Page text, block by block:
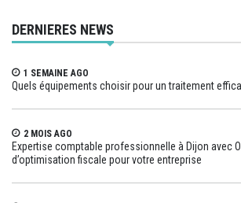
DERNIERES NEWS
1 SEMAINE AGO
Quels équipements choisir pour un traitement
2 MOIS AGO
Expertise comptable professionnelle à Dijon avec
d’optimisation fiscale pour votre entreprise